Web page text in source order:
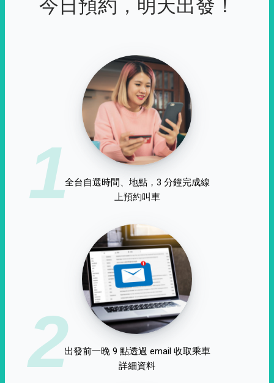
今日預約，明天出發！
1全台自選時間、地點，3 分鐘完成線
上預約叫車
2出發前一晚 9 點透過 email 收取乘車
詳細資料